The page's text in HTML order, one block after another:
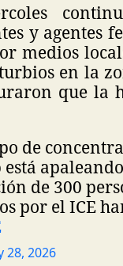
y agentes
medios
en la
que la
de
de 300
por el ICE
28, 2026